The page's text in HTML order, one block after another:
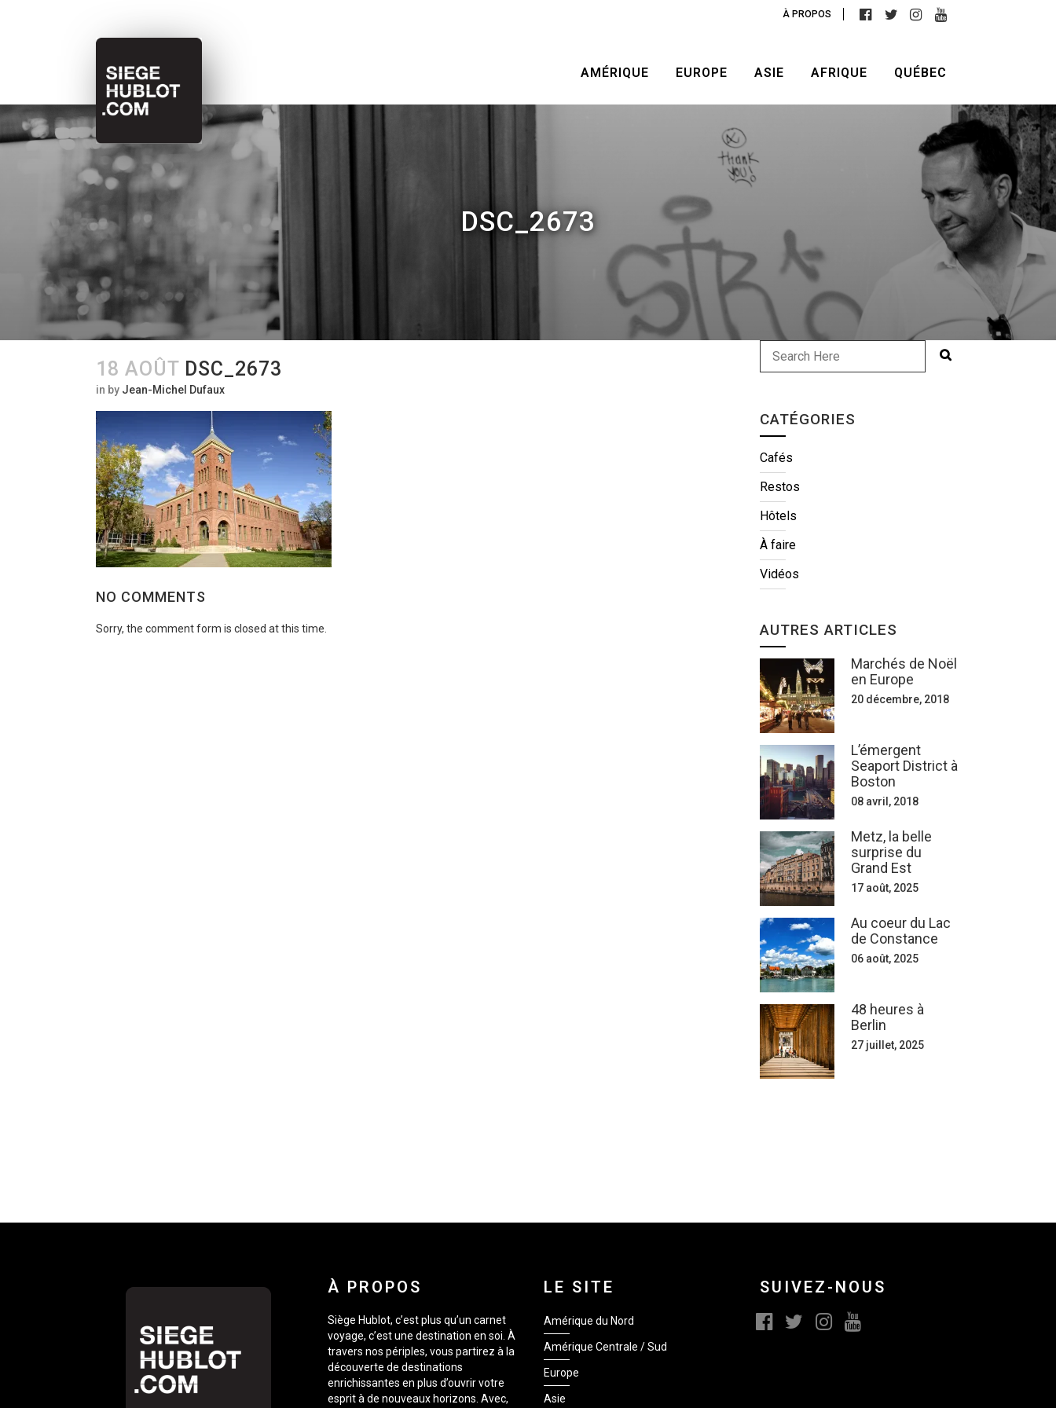
À PROPOS
AMÉRIQUE EUROPE ASIE AFRIQUE QUÉBEC
DSC_2673
18 AOÛT DSC_2673
in by Jean-Michel Dufaux
NO COMMENTS
Sorry, the comment form is closed at this time.
CATÉGORIES
Cafés
Restos
Hôtels
À faire
Vidéos
AUTRES ARTICLES
Marchés de Noël
en Europe
20 décembre, 2018
L’émergent
Seaport District à
Boston
08 avril, 2018
Metz, la belle
surprise du
Grand Est
17 août, 2025
Au coeur du Lac
de Constance
06 août, 2025
48 heures à
Berlin
27 juillet, 2025
À PROPOS
Siège Hublot, c’est plus qu’un carnet
voyage, c’est une destination en soi. À
travers nos périples, vous partirez à la
découverte de destinations
enrichissantes en plus d’ouvrir votre
esprit à de nouveaux horizons. Avec,
LE SITE
Amérique du Nord
Amérique Centrale / Sud
Europe
Asie
SUIVEZ-NOUS